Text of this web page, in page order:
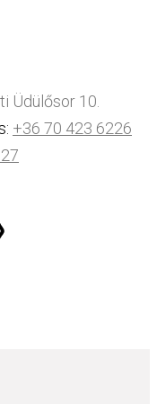
Üdülősor 10.
+36 70 423 6226